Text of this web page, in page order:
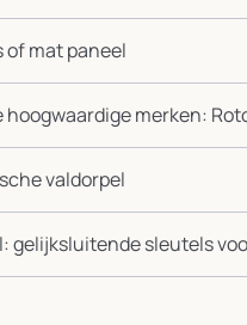
of mat paneel
hoogwaardige merken:
valdorpel
gelijksluitende sleutels